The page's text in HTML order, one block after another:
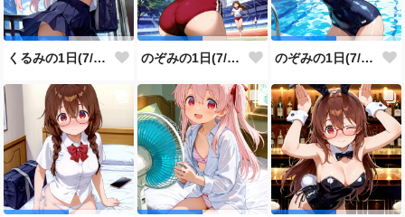
くるみの1日(7/30投稿分) のぞみの1日(7/29投稿分) のぞみの1日(7/28投稿分)